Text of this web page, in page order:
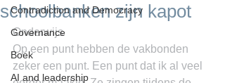
Contradiction and Democracy
Governance
Boek
AI and leadership
schoolbanken zijn kapot
Onderwijs
Op een punt hebben de vakbonden
zeker een punt. Een punt dat ik al veel